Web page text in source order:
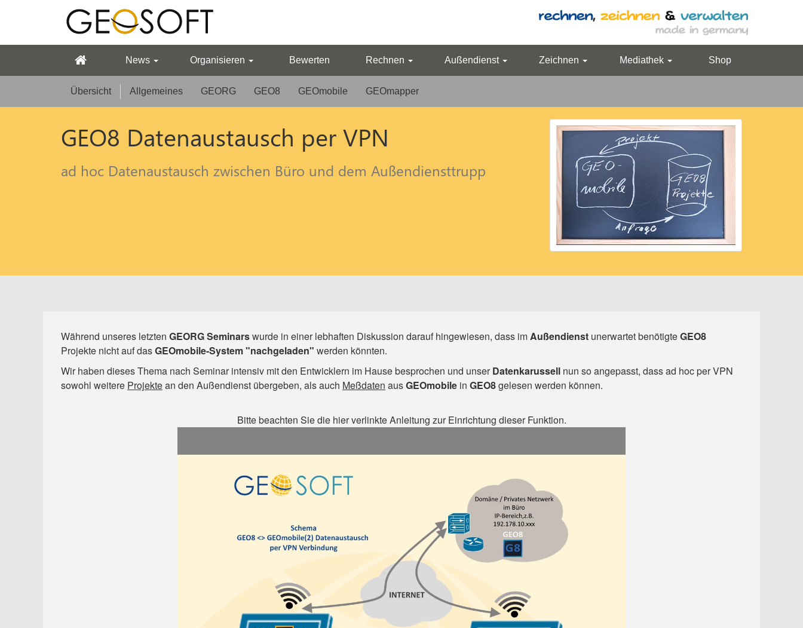
News Organisieren Bewerten Rechnen Außendienst Zeichnen Mediathek Shop
Übersicht Allgemeines GEORG GEO8 GEOmobile GEOmapper
GEO8 Datenaustausch per VPN
ad hoc Datenaustausch zwischen Büro und dem Außendiensttrupp
Während unseres letzten GEORG Seminarswurde in einer lebhaften Diskussion darauf hingewiesen, dass imAußendienst unerwartet benötigteGEO8
Projekte nicht auf dasGEOmobile-System "nachgeladen" werden könnten.
Wir haben dieses Thema nach Seminar intensiv mit den Entwicklern im Hause besprochen und unserDatenkarussell nun so angepasst, dass ad hoc per VPN
sowohl weitere Projektean den Außendienst übergeben, als auch Meßdaten ausGEOmobile in GEO8gelesen werden können.
Bitte beachten Sie die hier verlinkte Anleitung zur Einrichtung dieser Funktion.